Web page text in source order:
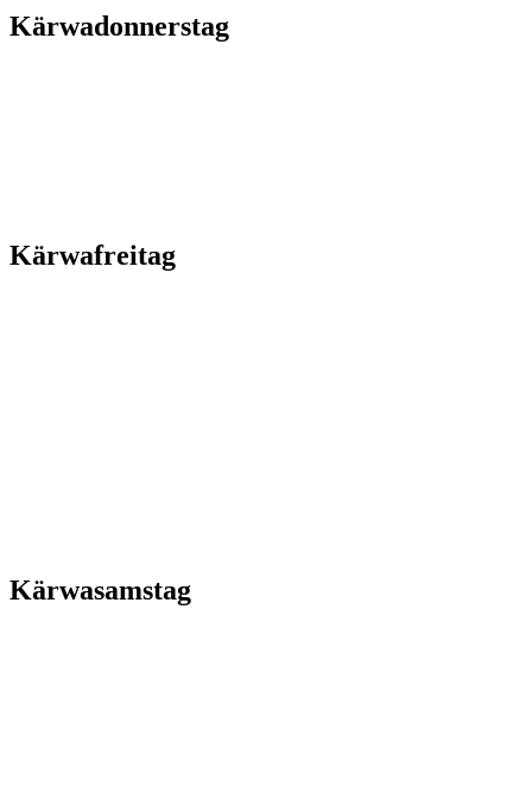
Kärwadonnerstag
Kärwafreitag
Kärwasamstag